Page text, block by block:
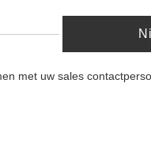
met uw sales